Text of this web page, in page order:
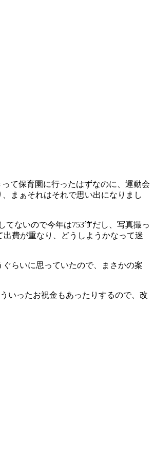
て保育園に行ったはずなのに、運動会
まぁそれはそれで思い出になりまし
ないので今年は753👘だし、写真撮っ
費が重なり、どうしようかなって迷
らいに思っていたので、まさかの案
いったお祝金もあったりするので、改